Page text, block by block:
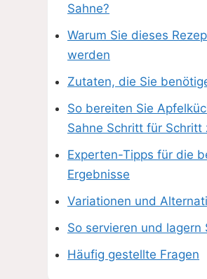
Sahne?
Warum Sie dieses
werden
Zutaten, die Sie
So bereiten Sie
Sahne Schritt für Schritt
Experten-Tipps für die
Ergebnisse
Variationen und
So servieren und lagern
Häufig gestellte Fragen